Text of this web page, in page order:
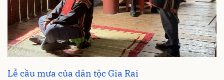
Lễ cầu mưa của dân tộc Gia Rai